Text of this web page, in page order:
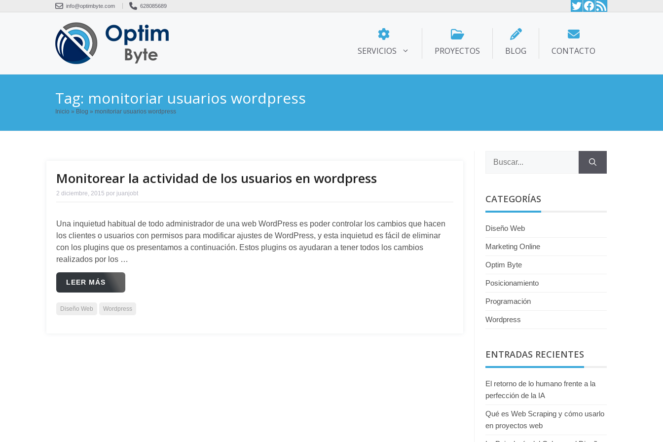
info@optimbyte.com 628085689 Twitter
Facebook
Feed RSS
SERVICIOS PROYECTOS BLOG CONTACTO
Tag: monitoriar usuarios wordpress
Inicio » Blog » monitoriar usuarios wordpress
Monitorear la actividad de los usuarios en wordpress
2 diciembre, 2015 por juanjobt
Una inquietud habitual de todo administrador de una web WordPress es poder controlar los cambios que hacen
los clientes o usuarios con permisos para modificar ajustes de WordPress, y esta inquietud es fácil de eliminar
con los plugins que os presentamos a continuación. Estos plugins os ayudaran a tener todos los cambios
realizados por los …
LEER MÁS
Diseño Web Wordpress
CATEGORÍAS
Diseño Web
Marketing Online
Optim Byte
Posicionamiento
Programación
Wordpress
ENTRADAS RECIENTES
El retorno de lo humano frente a la
perfección de la IA
Qué es Web Scraping y cómo usarlo
en proyectos web